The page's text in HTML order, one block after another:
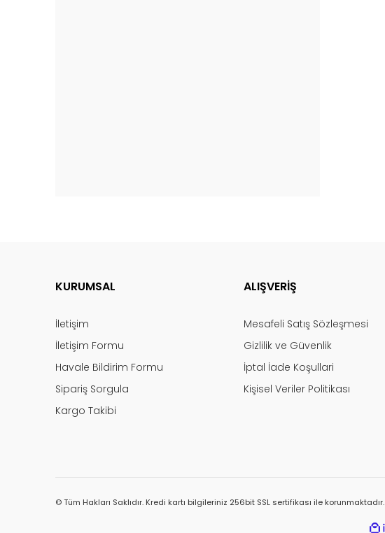
KURUMSAL
İletişim
İletişim Formu
Havale Bildirim Formu
Sipariş Sorgula
Kargo Takibi
ALIŞVERİŞ
Mesafeli Satış Sözleşmesi
Gizlilik ve Güvenlik
İptal İade Koşullari
Kişisel Veriler Politikası
© Tüm Hakları Saklıdır. Kredi kartı bilgileriniz 256bit SSL sertifikası ile korunmaktadır.